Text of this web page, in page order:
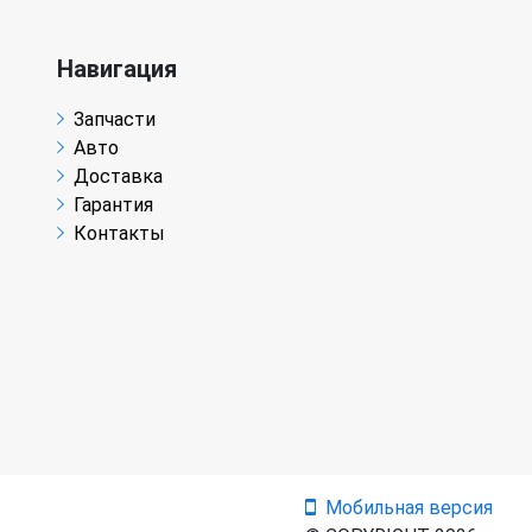
Навигация
Запчасти
Авто
Доставка
Гарантия
Контакты
Мобильная версия